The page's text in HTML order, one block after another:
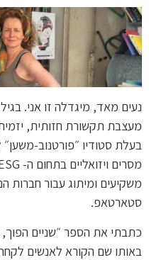
מעצבת תקשורת חזותית,
בעלת סטודיו ״פורטנוב-
משקיעים ומיתוג עבור חברות
סטארטאפ.
כתבתי את הספר ״שניים הפוך,
באותו שם הקורא לאנשים